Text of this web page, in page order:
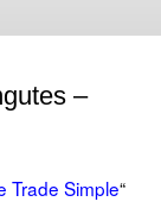
–
Trade Simple“